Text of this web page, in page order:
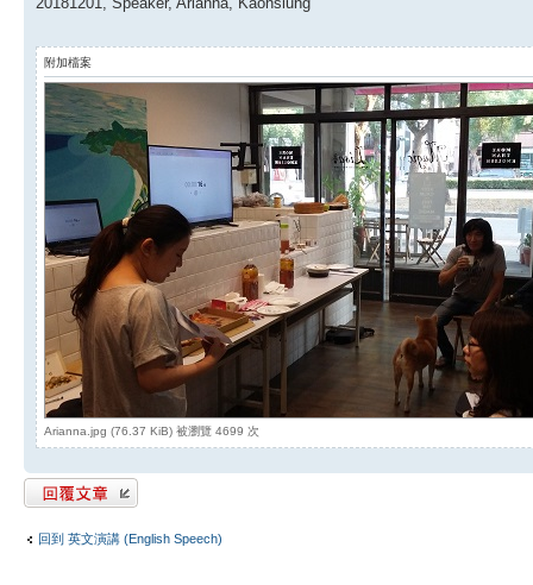
附加檔案
Arianna.jpg (76.37 KiB) 被瀏覽 4699 次
發表回覆
回到 英文演講 (English Speech)